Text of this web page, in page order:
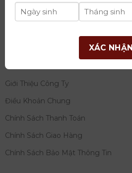
tư quốc tế Ý-Việt
Tây Hồ, TP Hà Nội
THÔNG TIN
Giới Thiệu Công Ty
Điều Khoản Chung
Chính Sách Thanh Toán
Chính Sách Giao Hàng
Chính Sách Bảo Mật Thông Tin
XÁC NHẬN